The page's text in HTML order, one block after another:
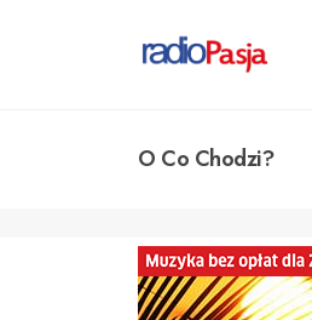
O Co Chodzi?